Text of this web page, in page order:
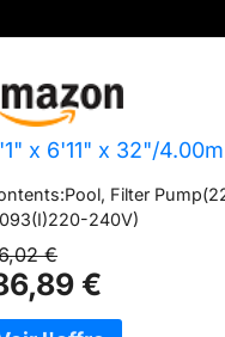
x 6'11" x 32"/
Filter
240V)
€
€